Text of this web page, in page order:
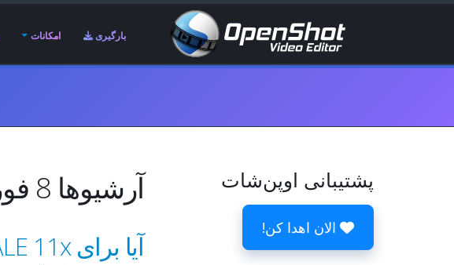
بارگیری امکانات
آرشیوها 8 فوریه 2013
آیا برای SCALE 11x آماده‌اید؟
پشتیبانی اوپن‌شات
الان اهدا کن!